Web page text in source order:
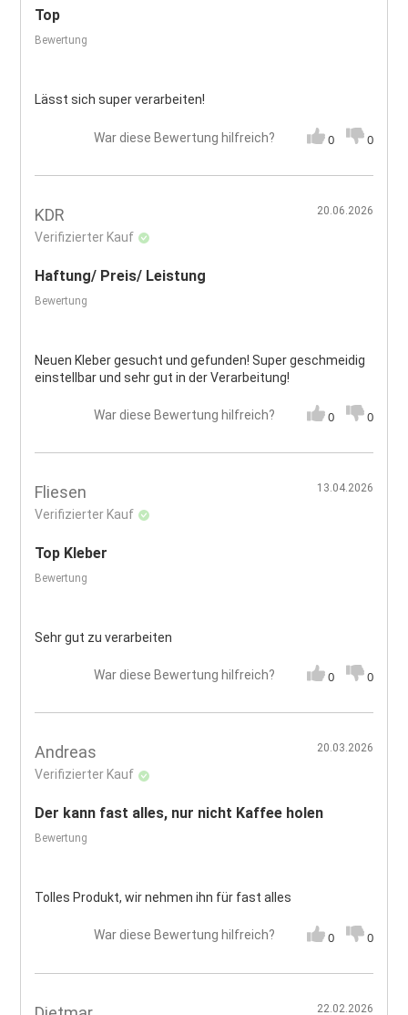
Top
Bewertung
Lässt sich super verarbeiten!
War diese Bewertung hilfreich? 0 0
KDR
Verifizierter Kauf
20.06.2026
Haftung/ Preis/ Leistung
Bewertung
Neuen Kleber gesucht und gefunden! Super geschmeidig
einstellbar und sehr gut in der Verarbeitung!
War diese Bewertung hilfreich? 0 0
Fliesen
Verifizierter Kauf
13.04.2026
Top Kleber
Bewertung
Sehr gut zu verarbeiten
War diese Bewertung hilfreich? 0 0
Andreas
Verifizierter Kauf
20.03.2026
Der kann fast alles, nur nicht Kaffee holen
Bewertung
Tolles Produkt, wir nehmen ihn für fast alles
War diese Bewertung hilfreich? 0 0
22.02.2026